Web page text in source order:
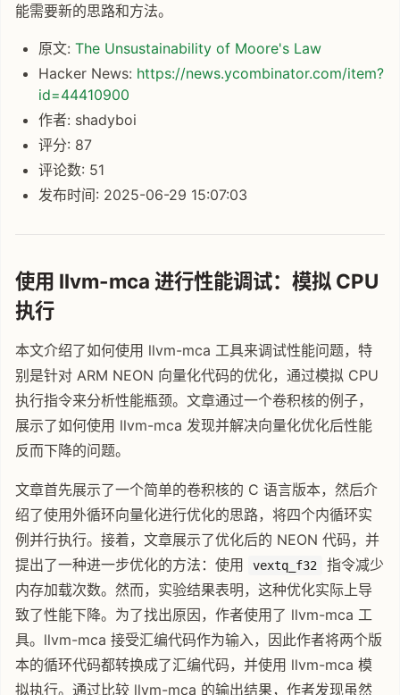
能需要新的思路和方法。
原文: The Unsustainability of Moore's Law
Hacker News: https://news.ycombinator.com/item?
id=44410900
作者: shadyboi
评分: 87
评论数: 51
发布时间: 2025-06-29 15:07:03
使用 llvm-mca 进行性能调试：模拟 CPU
执行
本文介绍了如何使用 llvm-mca 工具来调试性能问题，特
别是针对 ARM NEON 向量化代码的优化，通过模拟 CPU
执行指令来分析性能瓶颈。文章通过一个卷积核的例子，
展示了如何使用 llvm-mca 发现并解决向量化优化后性能
反而下降的问题。
文章首先展示了一个简单的卷积核的 C 语言版本，然后介
绍了使用外循环向量化进行优化的思路，将四个内循环实
例并行执行。接着，文章展示了优化后的 NEON 代码，并
提出了一种进一步优化的方法：使用
vextq_f32
指令减少
内存加载次数。然而，实验结果表明，这种优化实际上导
致了性能下降。为了找出原因，作者使用了 llvm-mca 工
具。llvm-mca 接受汇编代码作为输入，因此作者将两个版
本的循环代码都转换成了汇编代码，并使用 llvm-mca 模
拟执行。通过比较 llvm-mca 的输出结果，作者发现虽然